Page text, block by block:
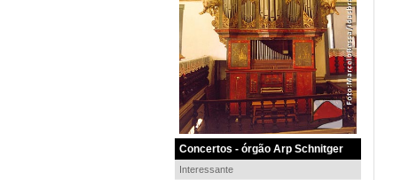
Concertos - órgão Arp Schnitger
Interessante